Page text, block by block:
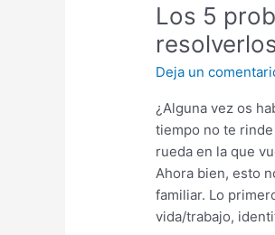
Los 5
Deja un
¿Alguna vez os
tiempo no te
rueda en la que
Ahora bien, esto
familiar. Lo
vida/trabajo,
problemas
importantes
de
productividad
personal
y
cómo
resolverlos